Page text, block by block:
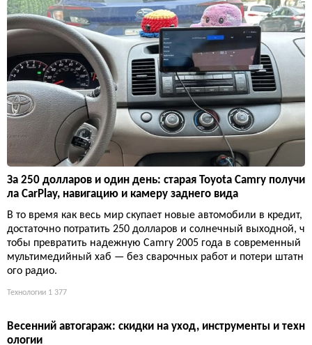
За 250 долларов и один день: старая Toyota Camry получи
ла CarPlay, навигацию и камеру заднего вида
В то время как весь мир скупает новые автомобили в кредит,
достаточно потратить 250 долларов и солнечный выходной, ч
тобы превратить надежную Camry 2005 года в современный
мультимедийный хаб — без сварочных работ и потери штатн
ого радио.
Технологии 1 377